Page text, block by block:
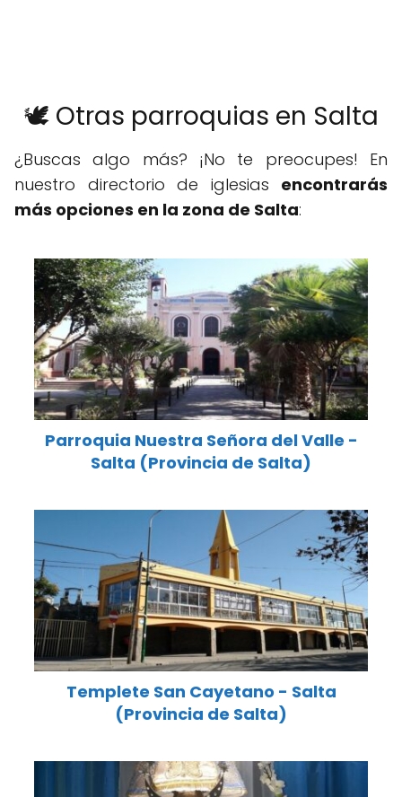
🕊️ Otras parroquias en Salta
¿Buscas algo más? ¡No te preocupes! En
nuestro directorio de iglesias encontrarás
más opciones en la zona de Salta:
Parroquia Nuestra Señora del Valle -
Salta (Provincia de Salta)
Templete San Cayetano - Salta
(Provincia de Salta)